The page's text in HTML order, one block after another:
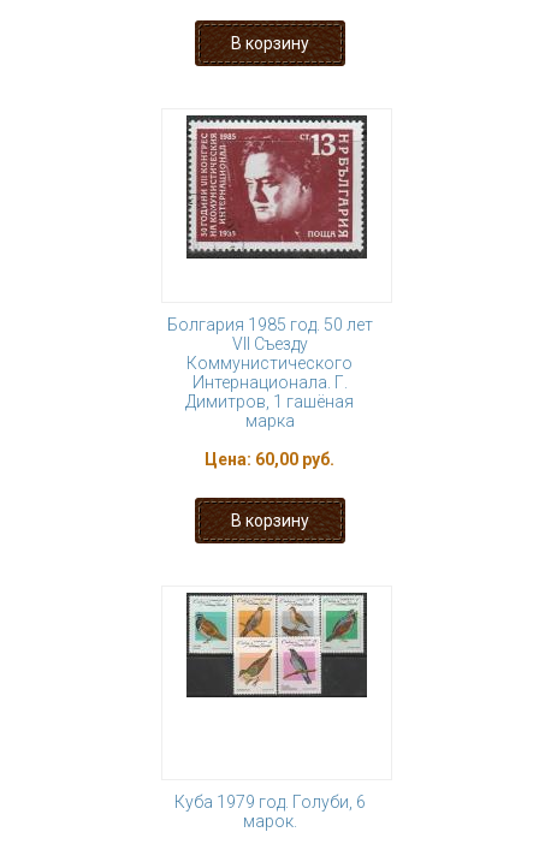
Болгария 1985 год. 50 лет
VII Съезду
Коммунистического
Интернационала. Г.
Димитров, 1 гашёная
марка
Цена: 60,00 руб.
Куба 1979 год. Голуби, 6
марок.